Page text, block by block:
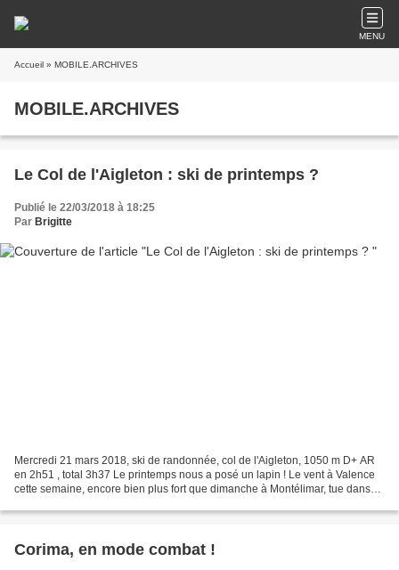
MENU
Accueil » MOBILE.ARCHIVES
MOBILE.ARCHIVES
Le Col de l'Aigleton : ski de printemps ?
Publié le 22/03/2018 à 18:25
Par Brigitte
Mercredi 21 mars 2018, ski de randonnée, col de l'Aigleton, 1050 m D+ AR
en 2h51 , total 3h37 Le printemps nous a posé un lapin ! Le vent à Valence
cette semaine, encore bien plus fort que dimanche à Montélimar, tue dans
Corima, en mode combat !